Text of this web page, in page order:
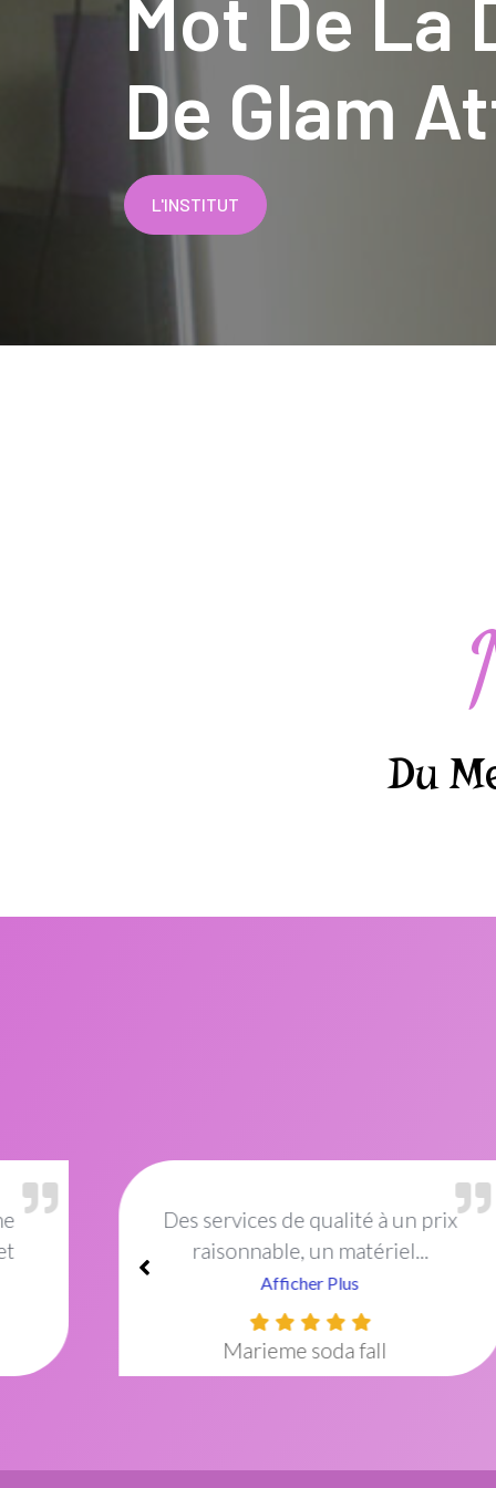
Mot De
De Glam
L'INSTITUT
Du
Excellent institut de beauté !Le
cadre est idéal et décoré...
Afficher Plus
Amish Mayel